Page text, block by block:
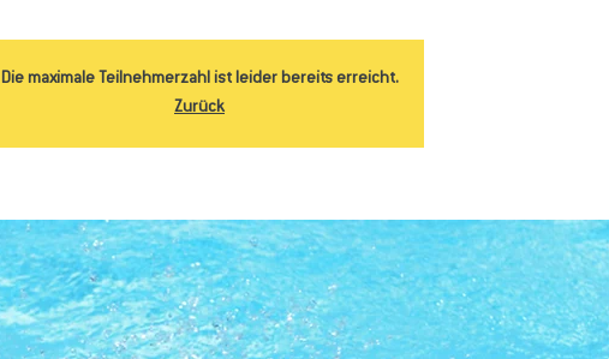
Die maximale Teilnehmerzahl ist leider bereits erreicht.
Zurück